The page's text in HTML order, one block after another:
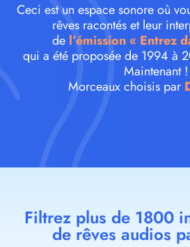
Ceci est un espace sonore où
rêves racontés et leur
de l’émission « Entrez
qui a été proposée de 1994 à
Maintenant !
Morceaux choisis par
Filtrez plus de 1800
de rêves audios